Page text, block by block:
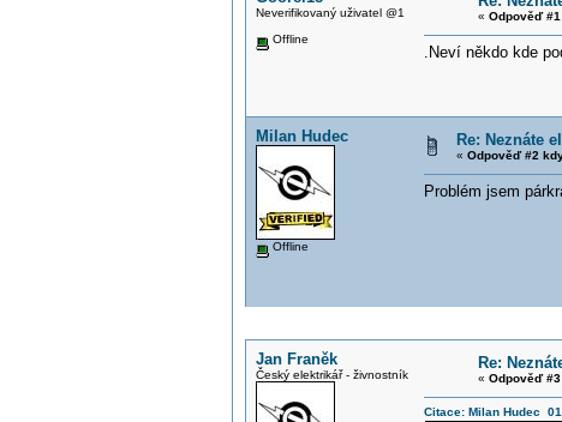
Neverifikovaný uživatel @1
Offline
« Odpověď
.Neví někdo kde
Milan Hudec
Offline
Re: Neznáte
« Odpověď #2
Problém jsem
Jan Franěk
Český elektrikář - živnostník
Re:
« Odpověď
Citace: Milan Hudec